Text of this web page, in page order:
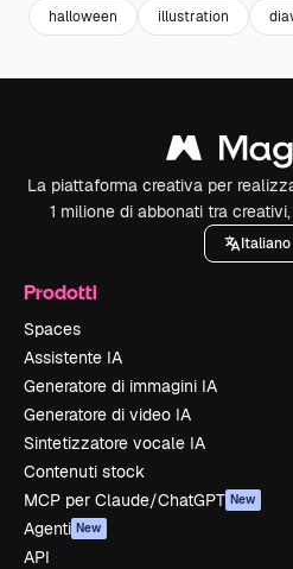
halloween illustration
La piattaforma creativa per
1 milione di abbonati tra
Italiano
Prodotti
Spaces
Assistente IA
Generatore di immagini IA
Generatore di video IA
Sintetizzatore vocale IA
Contenuti stock
MCP per Claude/ChatGPT New
Agenti New
API